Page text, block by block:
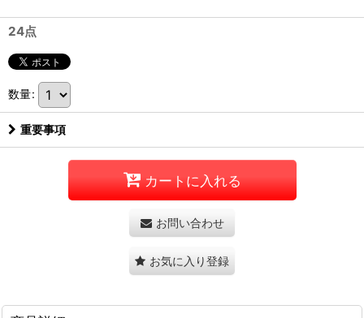
24点
数量:
重要事項
カートに入れる
お問い合わせ
お気に入り登録